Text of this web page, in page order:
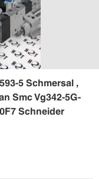
5 Schmersal ,
Smc Vg342-5G-
Schneider